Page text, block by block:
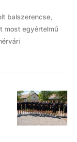
balszerencse,
most egyértelmű